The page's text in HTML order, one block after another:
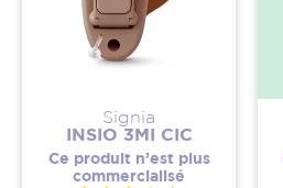
Signia
INSIO 3MI CIC
Ce produit n’est plus
commercialisé